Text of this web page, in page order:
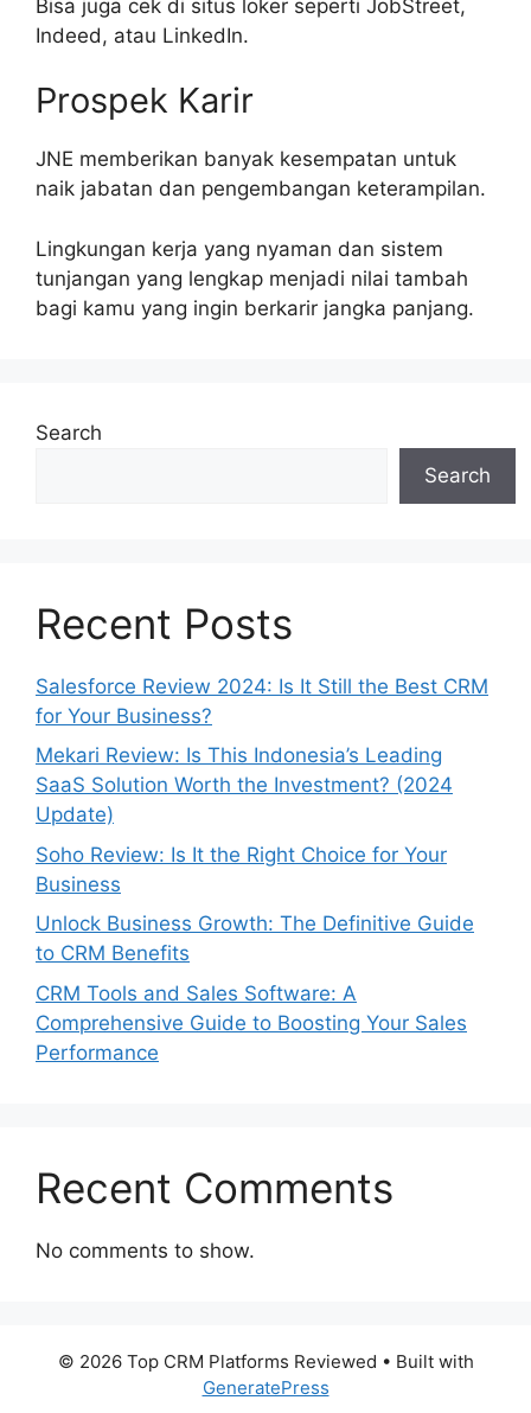
Bisa juga cek di situs loker seperti JobStreet,
Indeed, atau LinkedIn.
Prospek Karir
JNE memberikan banyak kesempatan untuk
naik jabatan dan pengembangan keterampilan.
Lingkungan kerja yang nyaman dan sistem
tunjangan yang lengkap menjadi nilai tambah
bagi kamu yang ingin berkarir jangka panjang.
Search
Search
Recent Posts
Salesforce Review 2024: Is It Still the Best CRM
for Your Business?
Mekari Review: Is This Indonesia’s Leading
SaaS Solution Worth the Investment? (2024
Update)
Soho Review: Is It the Right Choice for Your
Business
Unlock Business Growth: The Definitive Guide
to CRM Benefits
CRM Tools and Sales Software: A
Comprehensive Guide to Boosting Your Sales
Performance
Recent Comments
No comments to show.
© 2026 Top CRM Platforms Reviewed • Built with
GeneratePress